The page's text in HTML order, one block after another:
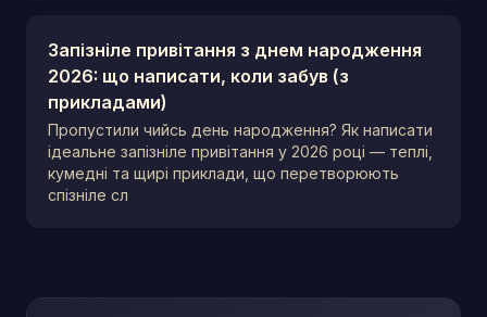
Запізніле привітання з днем народження
2026: що написати, коли забув (з
прикладами)
Пропустили чийсь день народження? Як написати
ідеальне запізніле привітання у 2026 році — теплі,
кумедні та щирі приклади, що перетворюють
спізніле сл